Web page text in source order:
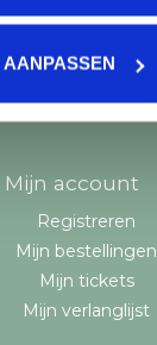
AANPASSEN
Aanbiedingen
Tags
RSS-feed
Mijn account
Registreren
Mijn bestellingen
Mijn tickets
Mijn verlanglijst